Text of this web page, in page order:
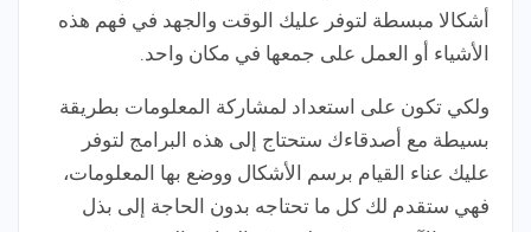
أشكالا مبسطة لتوفر عليك الوقت والجهد في فهم هذه
الأشياء أو العمل على جمعها في مكان واحد.
ولكي تكون على استعداد لمشاركة المعلومات بطريقة
بسيطة مع أصدقاءك ستحتاج إلى هذه البرامج لتوفر
عليك عناء القيام برسم الأشكال ووضع بها المعلومات،
فهي ستقدم لك كل ما تحتاجه بدون الحاجة إلى بذل